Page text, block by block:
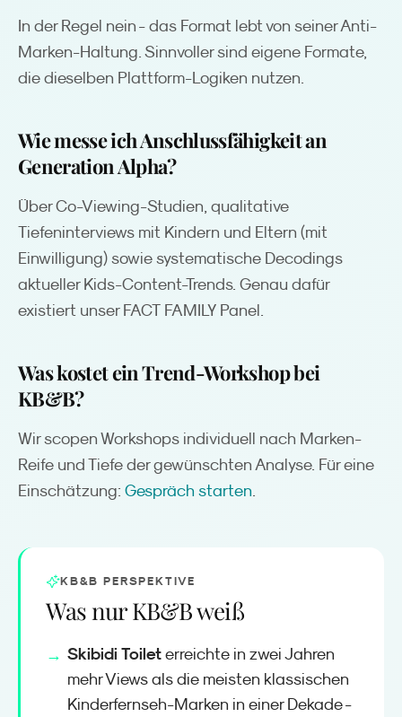
In der Regel nein - das Format lebt von seiner Anti-
Marken-Haltung. Sinnvoller sind eigene Formate,
die dieselben Plattform-Logiken nutzen.
Wie messe ich Anschlussfähigkeit an
Generation Alpha?
Über Co-Viewing-Studien, qualitative
Tiefeninterviews mit Kindern und Eltern (mit
Einwilligung) sowie systematische Decodings
aktueller Kids-Content-Trends. Genau dafür
existiert unser FACT FAMILY Panel.
Was kostet ein Trend-Workshop bei
KB&B?
Wir scopen Workshops individuell nach Marken-
Reife und Tiefe der gewünschten Analyse. Für eine
Einschätzung: Gespräch starten.
KB&B PERSPEKTIVE
Was nur KB&B weiß
Skibidi Toilet erreichte in zwei Jahren
mehr Views als die meisten klassischen
Kinderfernseh-Marken in einer Dekade -